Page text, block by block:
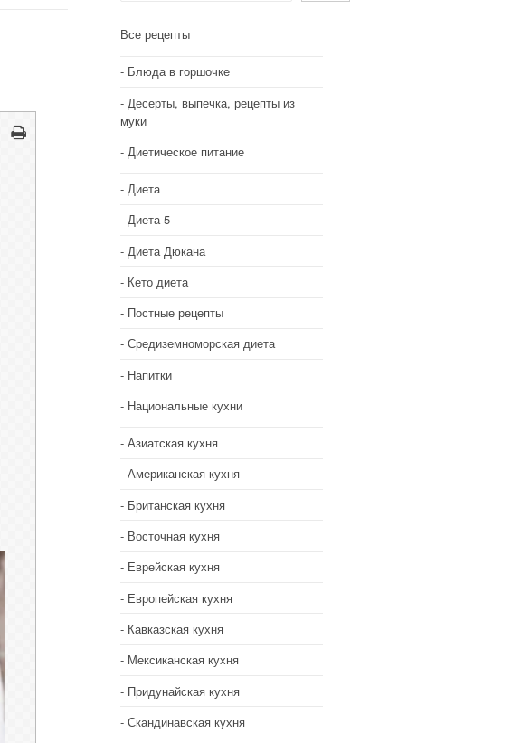
Все рецепты
Блюда в горшочке
Десерты, выпечка, рецепты из
муки
Диетическое питание
Диета
Диета 5
Диета Дюкана
Кето диета
Постные рецепты
Средиземноморская диета
Напитки
Национальные кухни
Азиатская кухня
Американская кухня
Британская кухня
Восточная кухня
Еврейская кухня
Европейская кухня
Кавказская кухня
Мексиканская кухня
Придунайская кухня
Скандинавская кухня